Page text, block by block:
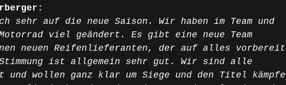
sehr auf die neue Saison. Wir haben im Team und
viel geändert. Es gibt eine neue Team
neuen Reifenlieferanten, der auf alles
ist allgemein sehr gut. Wir sind alle
und wollen ganz klar um Siege und den Titel